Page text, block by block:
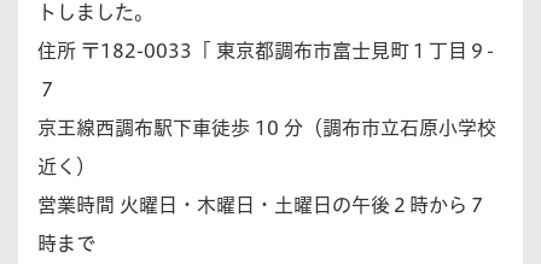
トしました。
住所 〒182-0033「 東京都調布市富士見町１丁目９-
７
京王線西調布駅下車徒歩 10 分（調布市立石原小学校
近く）
営業時間 火曜日・木曜日・土曜日の午後２時から７
時まで